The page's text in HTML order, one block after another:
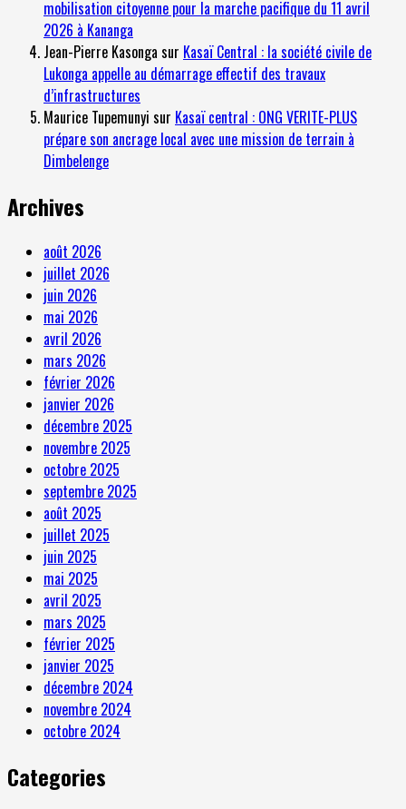
mobilisation citoyenne pour la marche pacifique du 11 avril
2026 à Kananga
Jean-Pierre Kasonga sur Kasaï Central : la société civile de
Lukonga appelle au démarrage effectif des travaux
d’infrastructures
Maurice Tupemunyi sur Kasaï central : ONG VERITE-PLUS
prépare son ancrage local avec une mission de terrain à
Dimbelenge
Archives
août 2026
juillet 2026
juin 2026
mai 2026
avril 2026
mars 2026
février 2026
janvier 2026
décembre 2025
novembre 2025
octobre 2025
septembre 2025
août 2025
juillet 2025
juin 2025
mai 2025
avril 2025
mars 2025
février 2025
janvier 2025
décembre 2024
novembre 2024
octobre 2024
Categories